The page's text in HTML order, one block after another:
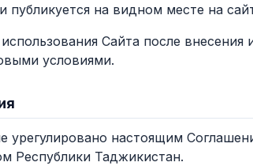
публикуется на видном месте на
Сайта после внесения
условиями.
урегулировано настоящим
Республики Таджикистан.